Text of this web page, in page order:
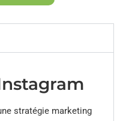
stratégie marketing